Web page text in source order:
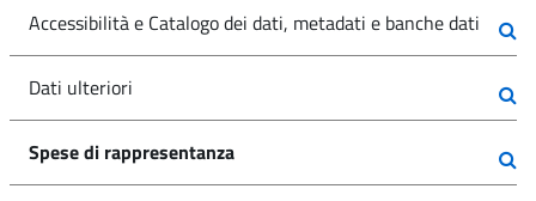
Accessibilità e Catalogo dei dati, metadati e banche dati
Dati ulteriori
Spese di rappresentanza